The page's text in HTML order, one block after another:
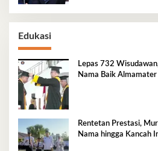
Edukasi
Lepas 732
Nama Baik
Rentetan Prestasi,
Nama hingga Kancah